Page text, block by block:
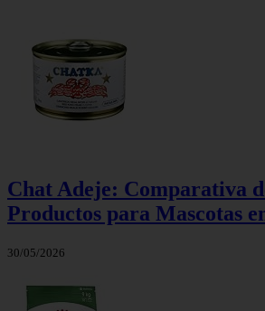
Chat Adeje: Comparativa
Productos para Mascotas
30/05/2026